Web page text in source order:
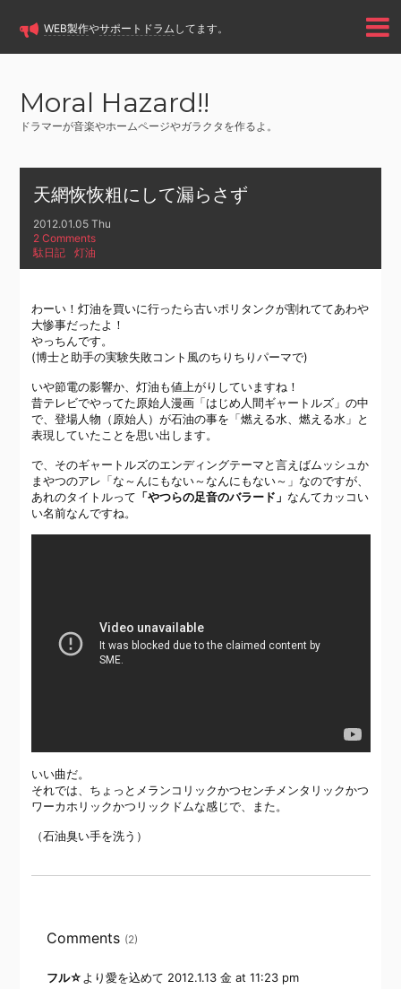
WEB製作やサポートドラム してます。
Moral Hazard!!
ドラマーが音楽やホームページやガラクタを作るよ。
天網恢恢粗にして漏らさず
2012.01.05 Thu
2 Comments
駄日記
灯油
わーい！灯油を買いに行ったら古いポリタンクが割れててあわや
大惨事だったよ！
やっちんです。
(博士と助手の実験失敗コント風のちりちりパーマで)
いや節電の影響か、灯油も値上がりしていますね！
昔テレビでやってた原始人漫画「はじめ人間ギャートルズ」の中
で、登場人物 （原始人） が石油の事を「燃える水、燃える水」と
表現していたことを思い出します。
で、そのギャートルズのエンディングテーマと言えばムッシュか
まやつのアレ「な～んにもない～なんにもない～」なのですが、
あれのタイトルって 「やつらの足音のバラード」 なんてカッコい
い名前なんですね。
いい曲だ。
それでは、ちょっとメランコリックかつセンチメンタリックかつ
ワーカホリックかつリックドムな感じで、また。
（石油臭い手を洗う）
Comments (2)
フル☆ より愛を込めて 2012.1.13 金 at 11:23 pm